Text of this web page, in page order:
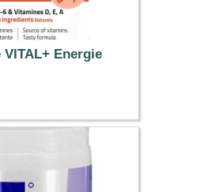
VITAL+ Energie
€